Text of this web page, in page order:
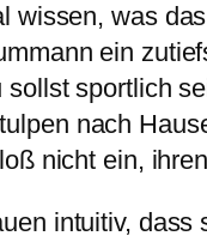
wissen, was
ein
sportlich
nach
nicht ein,
intuitiv,